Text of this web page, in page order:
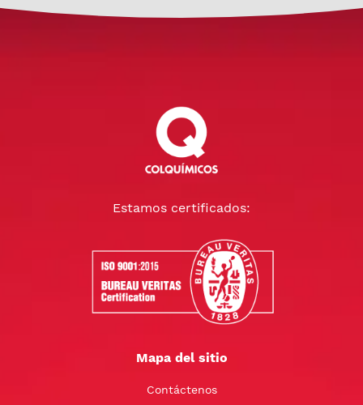
Estamos certificados:
Mapa del sitio
Contáctenos